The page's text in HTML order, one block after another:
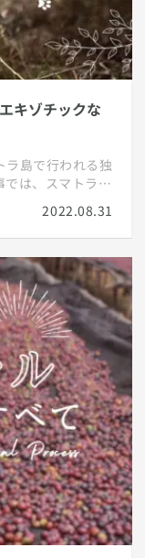
キゾチックな
ラ島で行われる独
は、スマトラ式
解説します。
2022.08.31